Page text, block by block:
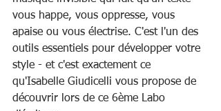
vous happe, vous oppresse, vous
apaise ou vous électrise. C'est l'un des
outils essentiels pour développer votre
style - et c'est exactement ce
qu'Isabelle Giudicelli vous propose de
découvrir lors de ce 6ème Labo